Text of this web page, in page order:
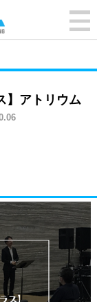
】アトリウム